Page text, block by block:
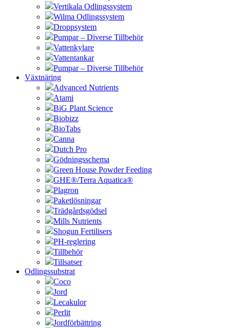
Vertikala Odlingssystem
Wilma Odlingssystem
Droppsystem
Pumpar – Diverse Tillbehör
Vattenkylare
Vattentankar
Pumpar – Diverse Tillbehör
Växtnäring
Advanced Nutrients
Atami
BiG Plant Science
Biobizz
BioTabs
Canna
Dutch Pro
Gödningsschema
Green House Powder Feeding
GHE®/Terra Aquatica®
Plagron
Paketlösningar
Trädgårdsgödsel
Mills Nutrients
Shogun Fertilisers
PH-reglering
Tillbehör
Tillsatser
Odlingssubstrat
Coco
Jord
Lecakulor
Perlit
Jordförbättring